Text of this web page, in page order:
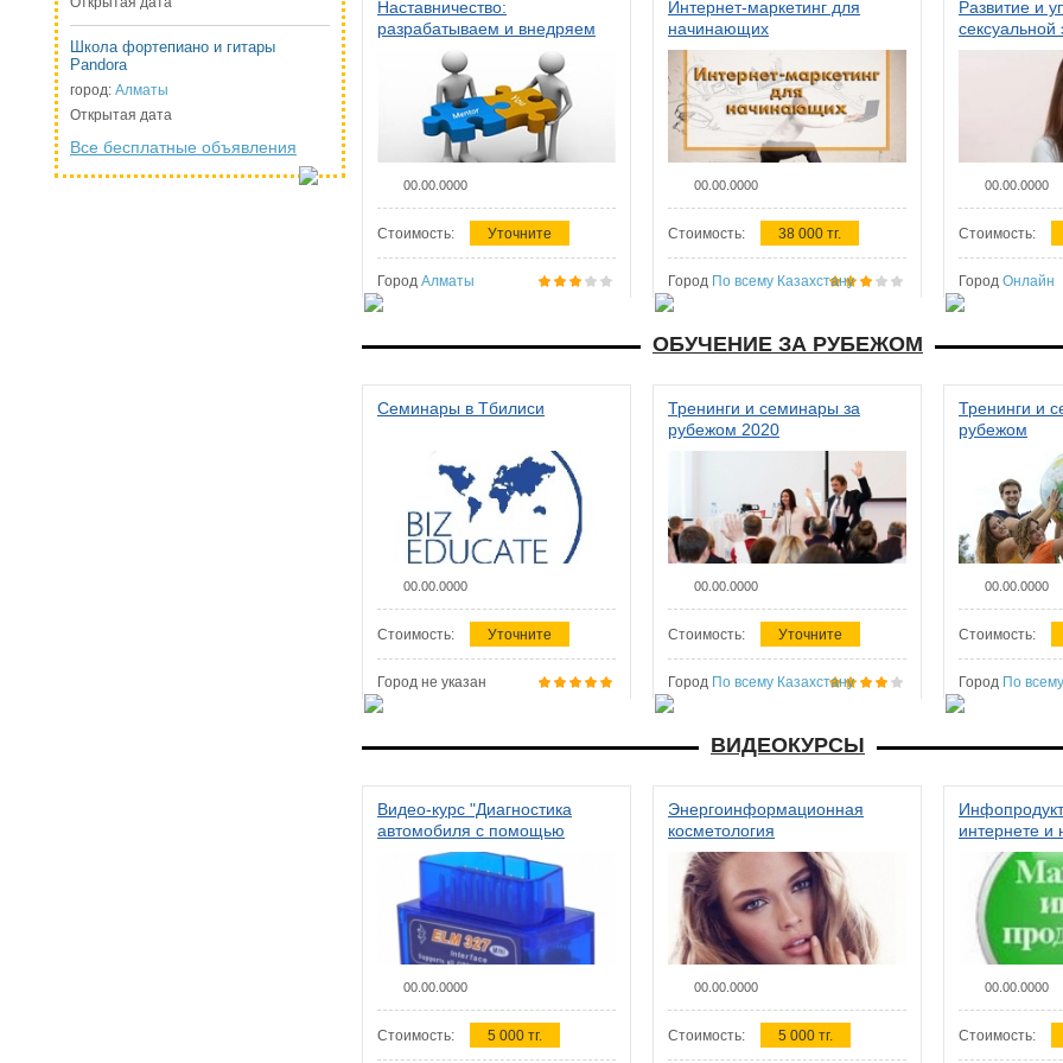
Школа фортепиано и гитары
Pandora
город: Алматы
Открытая дата
Все бесплатные объявления
Наставничество:
разрабатываем и внедряем
систему наставничества в
организации
00.00.0000
Стоимость: Уточните
Город Алматы
Интернет-маркетинг для
начинающих
00.00.0000
Стоимость: 38 000 тг.
Город По всему Казахстану
Развитие и
сексуальной
женщин
00.00.0000
Стоимость:
Город Онлайн
ОБУЧЕНИЕ ЗА РУБЕЖОМ
Семинары в Тбилиси
00.00.0000
Стоимость: Уточните
Город не указан
Тренинги и семинары за
рубежом 2020
00.00.0000
Стоимость: Уточните
Город По всему Казахстану
Тренинги и
рубежом
00.00.0000
Стоимость:
Город По
ВИДЕОКУРСЫ
Видео-курс "Диагностика
автомобиля с помощью
сканера ELM 327"
00.00.0000
Стоимость: 5 000 тг.
Энергоинформационная
косметология
00.00.0000
Стоимость: 5 000 тг.
интернете и
00.00.0000
Стоимость: